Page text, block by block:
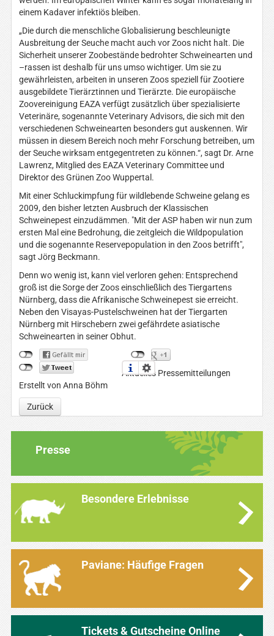
einem Kadaver infektiös bleiben.
„Die durch die menschliche Globalisierung beschleunigte
Ausbreitung der Seuche macht auch vor Zoos nicht halt. Die
Sicherheit unserer Zoobestände bedrohter Schweinearten und
–rassen ist deshalb für uns umso wichtiger. Um sie zu
gewährleisten, arbeiten in unseren Zoos speziell für Zootiere
ausgebildete Tierärztinnen und Tierärzte. Die europäische
Zoovereinigung EAZA verfügt zusätzlich über spezialisierte
Veterinäre, sogenannte Veterinary Advisors, die sich mit den
verschiedenen Schweinearten besonders gut auskennen. Wir
müssen in diesem Bereich noch mehr Forschung betreiben, um
der Seuche wirksam entgegentreten zu können.“, sagt Dr. Arne
Lawrenz, Mitglied des EAZA Veterinary Committee und
Direktor des Grünen Zoo Wuppertal.
Mit einer Schluckimpfung für wildlebende Schweine gelang es
2009, den bisher letzten Ausbruch der Klassischen
Schweinepest einzudämmen. "Mit der ASP haben wir nun zum
ersten Mal eine Bedrohung, die zeitgleich die Wildpopulation
und die sogenannte Reservepopulation in den Zoos betrifft",
sagt Jörg Beckmann.
Denn wo wenig ist, kann viel verloren gehen: Entsprechend
groß ist die Sorge der Zoos einschließlich des Tiergartens
Nürnberg, dass die Afrikanische Schweinepest sie erreicht.
Neben den Visayas-Pustelschweinen hat der Tiergarten
Nürnberg mit Hirschebern zwei gefährdete asiatische
Schweinearten in seiner Obhut.
Aktuelles Pressemitteilungen
Erstellt von Anna Böhm
Zurück
Presse
Besondere Erlebnisse
Paviane: Häufige Fragen
Tickets & Gutscheine Online